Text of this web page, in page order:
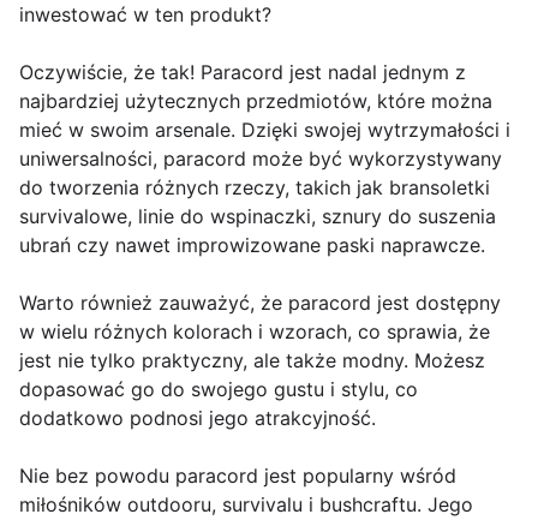
inwestować w ten produkt?
Oczywiście, że tak! Paracord jest nadal jednym z
najbardziej użytecznych przedmiotów, które można
mieć w swoim arsenale. Dzięki swojej wytrzymałości i
uniwersalności, paracord może być wykorzystywany
do tworzenia różnych rzeczy, takich jak bransoletki
survivalowe, linie do wspinaczki, sznury do suszenia
ubrań czy nawet improwizowane paski naprawcze.
Warto również zauważyć, że paracord jest dostępny
w wielu różnych kolorach i wzorach, co sprawia, że
jest nie tylko praktyczny, ale także modny. Możesz
dopasować go do swojego gustu i stylu, co
dodatkowo podnosi jego atrakcyjność.
Nie bez powodu paracord jest popularny wśród
miłośników outdooru, survivalu i bushcraftu. Jego